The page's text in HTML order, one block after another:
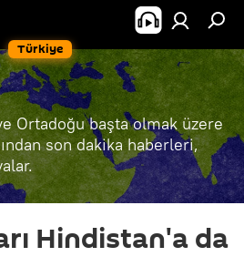
Türkiye
Ortadoğu başta olmak üzere
son dakika haberleri,
Hindistan'a da